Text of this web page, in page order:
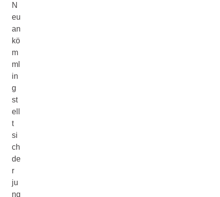
N
eu
an
kö
m
ml
in
g
st
ell
t
si
ch
de
r
ju
ng